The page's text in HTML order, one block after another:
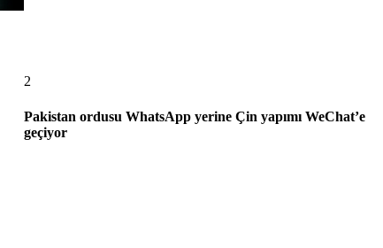
2
Pakistan ordusu WhatsApp yerine Çin yapımı WeChat’e
geçiyor